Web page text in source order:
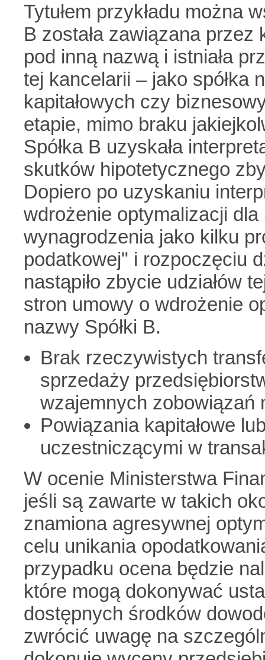
Tytułem przykładu można
B została zawiązana przez
pod inną nazwą i istniała
tej kancelarii – jako spółka
kapitałowych czy
etapie, mimo braku
Spółka B uzyskała
skutków hipotetycznego
Dopiero po uzyskaniu
wdrożenie optymalizacji dla
wynagrodzenia jako kilku
podatkowej" i rozpoczęciu
nastąpiło zbycie udziałów
stron umowy o wdrożenie
nazwy Spółki B.
Brak rzeczywistych
sprzedaży
wzajemnych zobowiązań
Powiązania kapitałowe
uczestniczącymi w
W ocenie Ministerstwa
jeśli są zawarte w takich
znamiona agresywnej
celu unikania
przypadku ocena będzie
które mogą dokonywać
dostępnych środków
zwrócić uwagę na